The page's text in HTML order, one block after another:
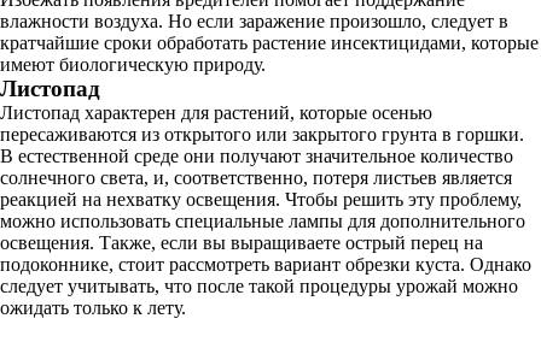
влажности воздуха. Но если заражение произошло, следует в
кратчайшие сроки обработать растение инсектицидами, которые
имеют биологическую природу.
Листопад
Листопад характерен для растений, которые осенью
пересаживаются из открытого или закрытого грунта в горшки.
В естественной среде они получают значительное количество
солнечного света, и, соответственно, потеря листьев является
реакцией на нехватку освещения. Чтобы решить эту проблему,
можно использовать специальные лампы для дополнительного
освещения. Также, если вы выращиваете острый перец на
подоконнике, стоит рассмотреть вариант обрезки куста. Однако
следует учитывать, что после такой процедуры урожай можно
ожидать только к лету.